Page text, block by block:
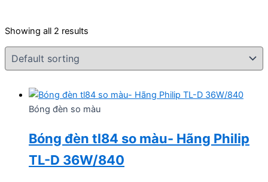
Showing all 2 results
Bóng đèn so màu
Bóng đèn tl84 so màu- Hãng Philip
TL-D 36W/840